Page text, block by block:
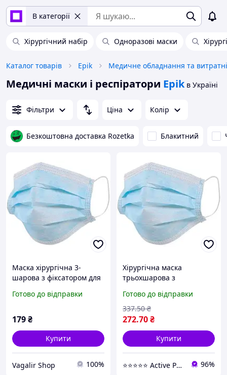
В категорії
Хірургічний набір Одноразові маски
Каталог товарів Epik
Медичні маски і респіратори Epik в Україні
Фільтри Ціна Колір
Безкоштовна доставка Rozetka Блакитний
Маска хірургічна 3-
шарова з фіксатором для
Блакитний
Готово до відправки
179₴
Купити
Vagalir Shop 100%
Хірургічна маска
трьохшарова з
шт. голуба неопренова
(910667)
Готово до відправки
272.70₴
337.50 ₴
Купити
⭐️⭐️⭐️⭐️⭐️ Active Point 96%